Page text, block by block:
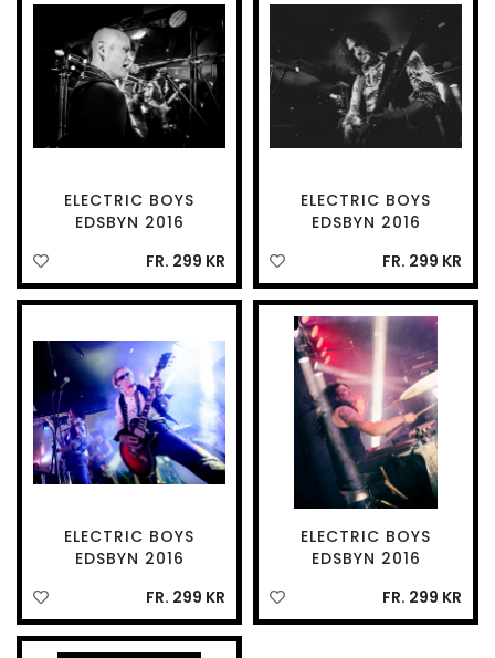
ELECTRIC BOYS
EDSBYN 2016
FR. 299 KR
ELECTRIC BOYS
EDSBYN 2016
FR. 299 KR
ELECTRIC BOYS
EDSBYN 2016
FR. 299 KR
ELECTRIC BOYS
EDSBYN 2016
FR. 299 KR